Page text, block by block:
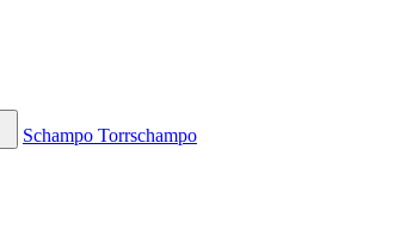
Schampo Torrschampo